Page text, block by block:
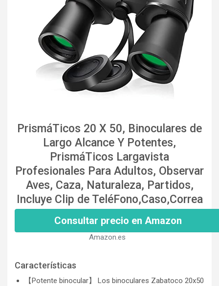
PrismáTicos 20 X 50, Binoculares de
Largo Alcance Y Potentes,
PrismáTicos Largavista
Profesionales Para Adultos, Observar
Aves, Caza, Naturaleza, Partidos,
Incluye Clip de TeléFono,Caso,Correa
Consultar precio en Amazon
Amazon.es
Características
【Potente binocular】 Los binoculares Zabatoco 20x50